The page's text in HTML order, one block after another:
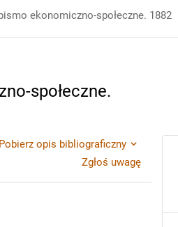
ekonomiczno-społeczne. 1882
społeczne.
Pobierz opis bibliograficzny
Zgłoś uwagę